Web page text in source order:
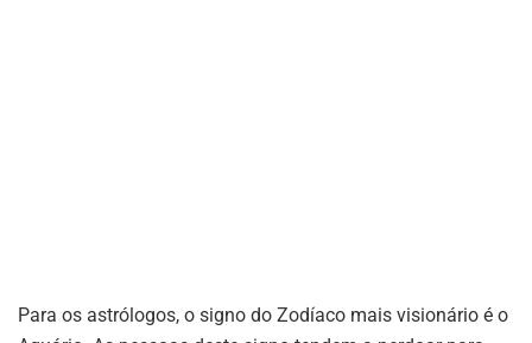
Para os astrólogos, o signo do Zodíaco mais visionário é o